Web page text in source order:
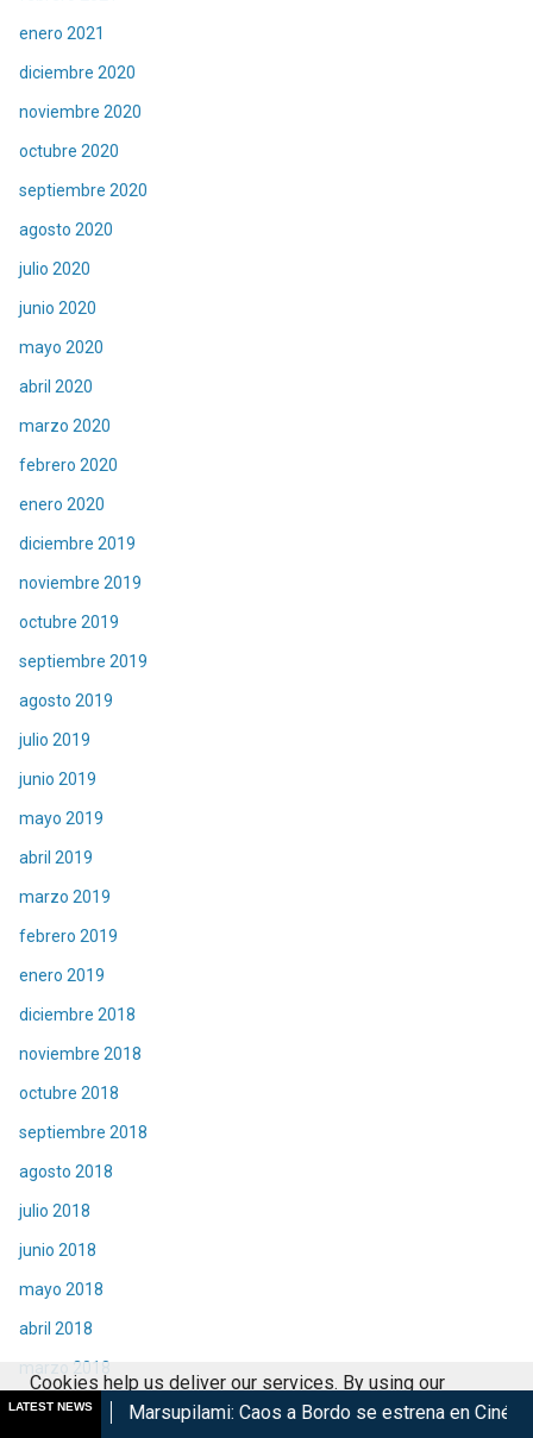
enero 2021
diciembre 2020
noviembre 2020
octubre 2020
septiembre 2020
agosto 2020
julio 2020
junio 2020
mayo 2020
abril 2020
marzo 2020
febrero 2020
enero 2020
diciembre 2019
noviembre 2019
octubre 2019
septiembre 2019
agosto 2019
julio 2019
junio 2019
mayo 2019
abril 2019
marzo 2019
febrero 2019
enero 2019
diciembre 2018
noviembre 2018
octubre 2018
septiembre 2018
agosto 2018
julio 2018
junio 2018
mayo 2018
abril 2018
marzo 2018
febrero 2018
LATEST NEWS
Marsupilami: Caos a Bordo se estrena en Cinépolis Harry
Cookies help us deliver our services. By using our
services, you agree to our use of cookies.
Got it